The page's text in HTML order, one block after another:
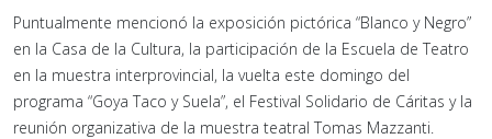
Puntualmente mencionó la exposición pictórica “Blanco y Negro”
en la Casa de la Cultura, la participación de la Escuela de Teatro
en la muestra interprovincial, la vuelta este domingo del
programa “Goya Taco y Suela”, el Festival Solidario de Cáritas y la
reunión organizativa de la muestra teatral Tomas Mazzanti.